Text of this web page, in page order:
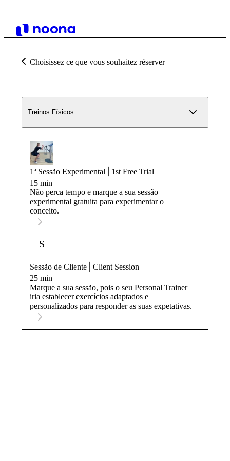
Choisissez ce que vous souhaitez réserver
Treinos Físicos
1ª Sessão Experimental⎪1st Free Trial
15 min
Não perca tempo e marque a sua sessão
experimental gratuita para experimentar o
conceito.
S
Sessão de Cliente⎪Client Session
25 min
Marque a sua sessão, pois o seu Personal Trainer
iria establecer exercícios adaptados e
personalizados para responder as suas expetativas.